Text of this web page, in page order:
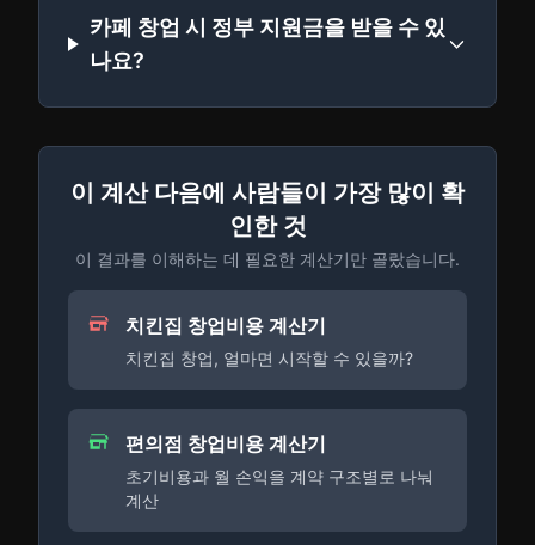
카페 창업 시 정부 지원금을 받을 수 있
나요?
이 계산 다음에 사람들이 가장 많이 확
인한 것
이 결과를 이해하는 데 필요한 계산기만 골랐습니다.
치킨집 창업비용 계산기
치킨집 창업, 얼마면 시작할 수 있을까?
편의점 창업비용 계산기
초기비용과 월 손익을 계약 구조별로 나눠
계산